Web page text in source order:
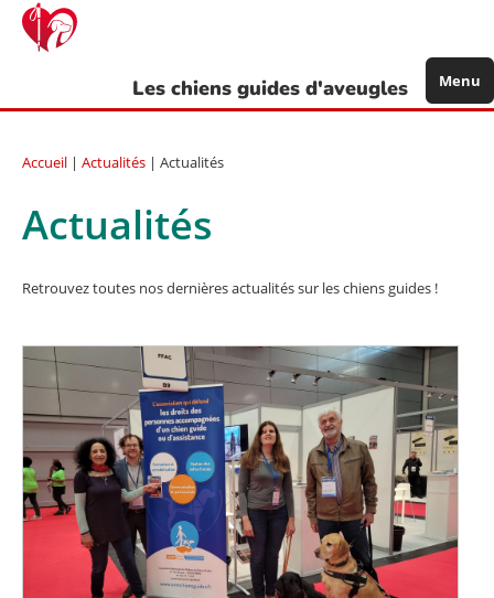
Aller
contenu
Les chiens guides d'aveugles Menu
Accueil | Actualités | Actualités
Actualités
Retrouvez toutes nos dernières actualités sur les chiens guides !